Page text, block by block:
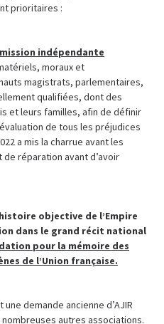
prioritaires :
indépendante
moraux et
magistrats, parlementaires,
qualifiées, dont des
et leurs familles, afin de définir
de tous les préjudices
a mis la charrue avant les
réparation avant d’avoir
objective de l’Empire
dans le grand récit national
pour la mémoire des
de l’Union française.
demande ancienne d’AJIR
autres associations.